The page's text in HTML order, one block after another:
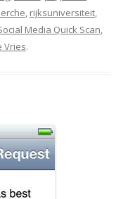
, rijksuniversiteit,
Media Quick Scan,
Vries.